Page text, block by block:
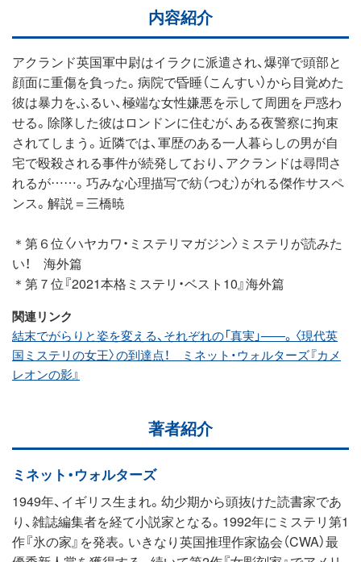
内容紹介
アクランド英国軍中尉はイラクに派遣され、爆弾で頭部と
顔面に重傷を負った。病院で昏睡（こんすい）から目覚めた
彼は暴力をふるい、極端な女性嫌悪を示して周囲を戸惑わ
せる。除隊した彼はロンドンに住むが、ある夜警察に拘束
されてしまう。近隣では、軍歴のある一人暮らしの男が自
宅で殴殺される事件が続発しており、アクランドは尋問さ
れるが……。巧みな心理描写で紡（つむ）がれる傑作サスペ
ンス。解説＝三橋暁
＊第６位〈ハヤカワ・ミステリマガジン〉ミステリが読みた
い！ 海外篇
＊第７位『2021本格ミステリ・ベスト10』海外篇
関連リンク
結末でがらりと姿を変える、それぞれの「真実」——。〈現代英
国ミステリの女王〉の到達点！ ミネット・ウォルターズ『カメ
レオンの影』
著者紹介
ミネット・ウォルターズ
1949年、イギリス生まれ。幼少期から頭抜けた読書家であ
り、雑誌編集者を経て小説家となる。1992年にミステリ第1
作『氷の家』を発表。いきなり英国推理作家協会（CWA）最